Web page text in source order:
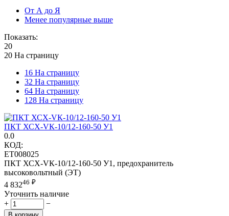
От А до Я
Менее популярные выше
Показать:
20
20 На страницу
16 На страницу
32 На страницу
64 На страницу
128 На страницу
ПКТ ХСХ-VК-10/12-160-50 У1
0.0
КОД:
ET008025
ПКТ ХСХ-VК-10/12-160-50 У1, предохранитель
высоковольтный (ЭТ)
4 83246 ₽
Уточнить наличие
+
−